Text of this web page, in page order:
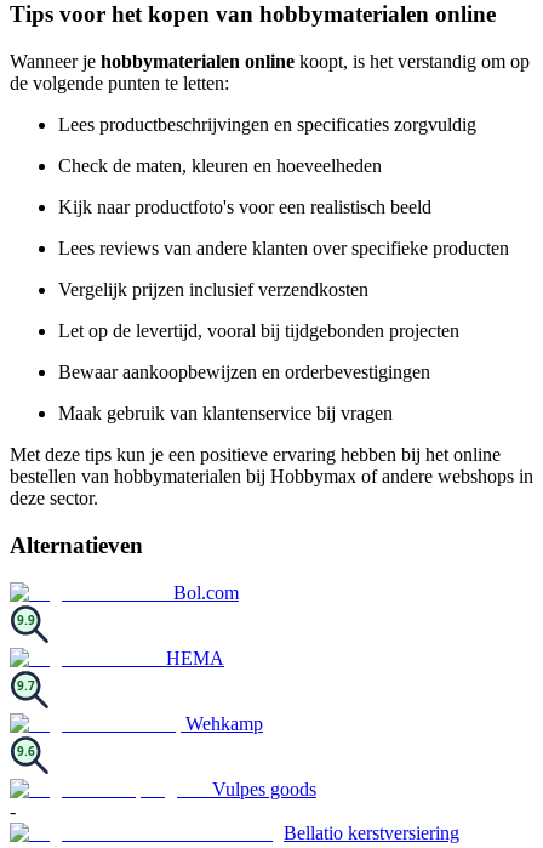
Tips voor het kopen van hobbymaterialen online
Wanneer je hobbymaterialen online koopt, is het verstandig om op
de volgende punten te letten:
Lees productbeschrijvingen en specificaties zorgvuldig
Check de maten, kleuren en hoeveelheden
Kijk naar productfoto's voor een realistisch beeld
Lees reviews van andere klanten over specifieke producten
Vergelijk prijzen inclusief verzendkosten
Let op de levertijd, vooral bij tijdgebonden projecten
Bewaar aankoopbewijzen en orderbevestigingen
Maak gebruik van klantenservice bij vragen
Met deze tips kun je een positieve ervaring hebben bij het online
bestellen van hobbymaterialen bij Hobbymax of andere webshops in
deze sector.
Alternatieven
Bol.com
9.9
HEMA
9.7
Wehkamp
9.6
Vulpes goods
-
Bellatio kerstversiering